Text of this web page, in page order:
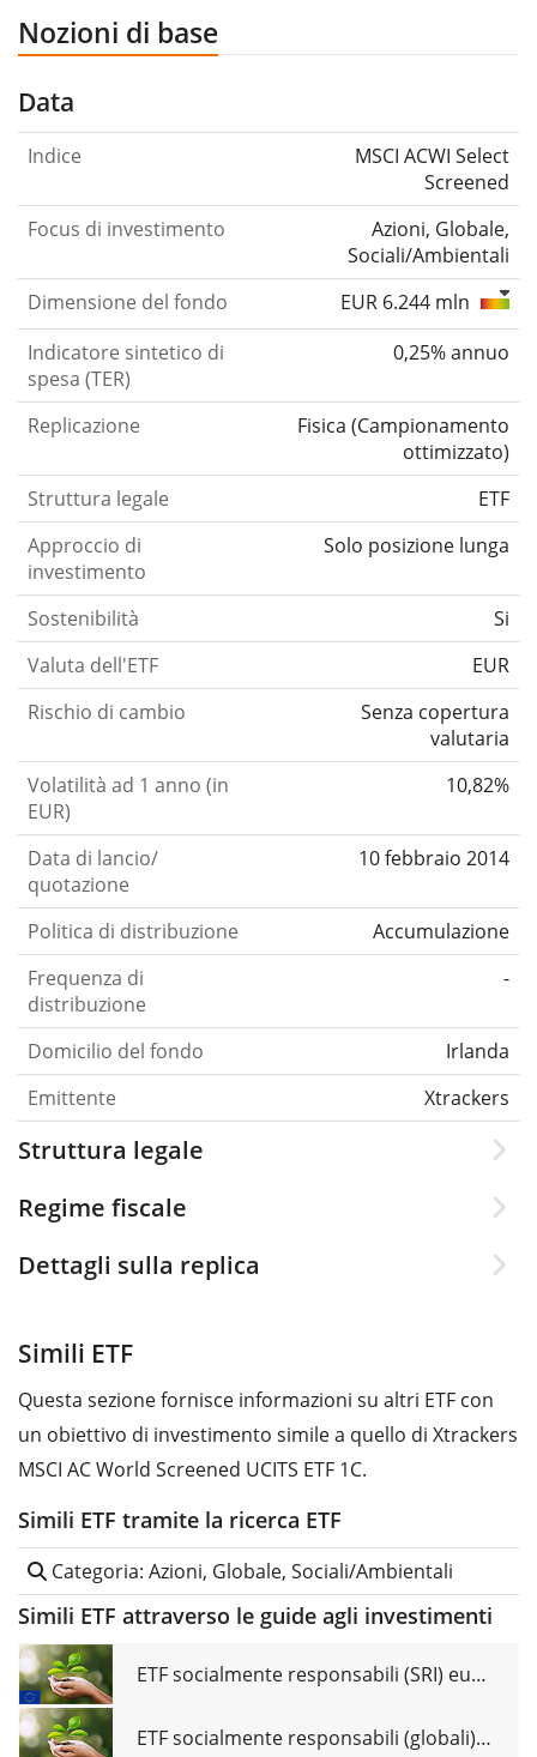
Nozioni di base
Data
Indice
MSCI ACWI Select
Screened
Focus di investimento
Azioni, Globale,
Sociali/Ambientali
Dimensione del fondo
EUR 6.244 mln
Indicatore sintetico di
spesa (TER)
0,25% annuo
Replicazione Fisica (Campionamento
ottimizzato)
Struttura legale
ETF
Approccio di
investimento
Solo posizione lunga
Sostenibilità
Si
Valuta dell'ETF
EUR
Rischio di cambio
Senza copertura
valutaria
Volatilità ad 1 anno (in
EUR)
10,82%
Data di lancio/
quotazione
10 febbraio 2014
Politica di distribuzione
Accumulazione
Frequenza di
distribuzione
-
Domicilio del fondo
Irlanda
Emittente
Xtrackers
Struttura legale
Regime fiscale
Dettagli sulla replica
Simili ETF
Questa sezione fornisce informazioni su altri ETF con
un obiettivo di investimento simile a quello di Xtrackers
MSCI AC World Screened UCITS ETF 1C.
Simili ETF tramite la ricerca ETF
Categoria: Azioni, Globale, Sociali/Ambientali
Simili ETF attraverso le guide agli investimenti
ETF socialmente responsabili (SRI) europei a confronto
ETF socialmente responsabili (globali) a confronto